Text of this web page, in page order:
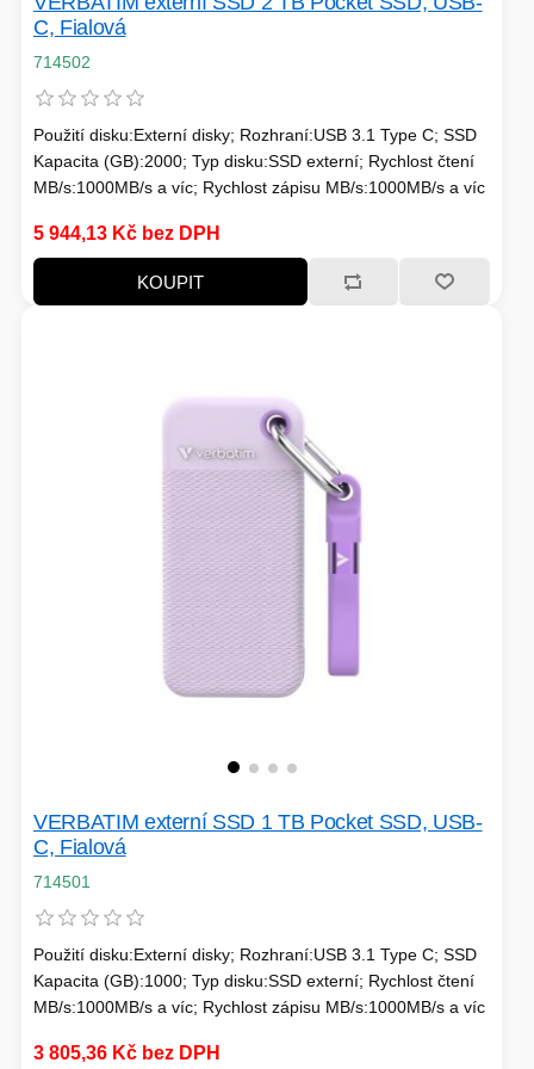
PC A NOTEBOOKY
POKLADNÍ SYSTÉMY
HERNÍ GAMEPADY
HERNÍ ÚLOŽIŠTĚ A PAMĚTI
PROCESORY - AMD
PEVNÉ DISKY
MS COPILOT
GRAFICKÉ APLIKACE
CLOUDOVÉ APLIKACE
TISKÁRNY A MULTIFUNKCE
STORAGE-SMB
HEADSETY & MIKROFONY
REPRODUKTORY a SOUNDBARY
WEBKAMERY
PRODLUŽOVACÍ PŘÍVOD
KLIMATIZACE
IP KAMERY
KONEKTORY
ÚLOŽIŠTĚ KAMERY
C, Fialová
714502
Použití disku:Externí disky; Rozhraní:USB 3.1 Type C; SSD
Kapacita (GB):2000; Typ disku:SSD externí; Rychlost čtení
MB/s:1000MB/s a víc; Rychlost zápisu MB/s:1000MB/s a víc
5 944,13 Kč bez DPH
KOUPIT
VERBATIM externí SSD 1 TB Pocket SSD, USB-
C, Fialová
714501
Použití disku:Externí disky; Rozhraní:USB 3.1 Type C; SSD
Kapacita (GB):1000; Typ disku:SSD externí; Rychlost čtení
MB/s:1000MB/s a víc; Rychlost zápisu MB/s:1000MB/s a víc
3 805,36 Kč bez DPH